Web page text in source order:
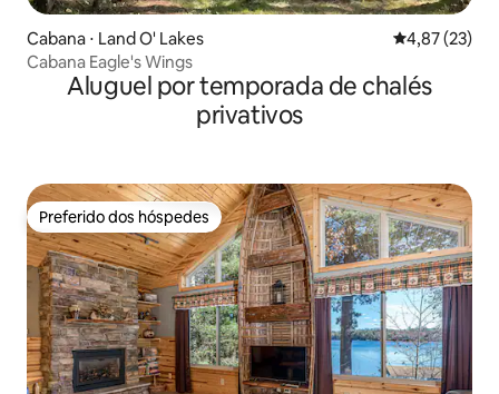
Cabana ⋅ Land O' Lakes 4,87 de uma
4,87 (23)
Cabana Eagle's Wings
Aluguel por temporada de chalés
privativos
Preferido dos hóspedes
Preferido dos hóspedes